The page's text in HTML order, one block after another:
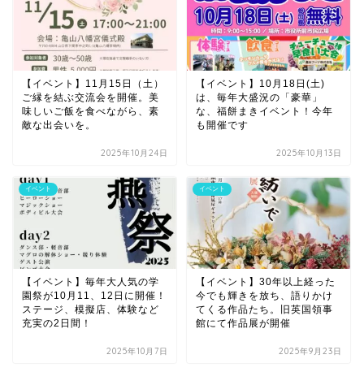
【イベント】11月15日（土）
ご縁を結ぶ交流会を開催。美
味しいご飯を食べながら、素
敵な出会いを。
2025年10月24日
【イベント】10月18日(土)
は、毎年大盛況の「豪華」
な、福餅まきイベント！今年
も開催です
2025年10月13日
イベント
【イベント】毎年大人気の学
園祭が10月11、12日に開催！
ステージ、模擬店、体験など
充実の2日間！
2025年10月7日
イベント
【イベント】30年以上経った
今でも輝きを放ち、語りかけ
てくる作品たち。旧英国領事
館にて作品展が開催
2025年9月23日